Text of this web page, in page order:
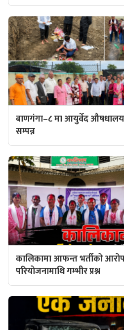
बाणगंगा–८ मा आयुर्वेद
सम्पन्न
कालिकामा आफन्त भर्तीको
परियोजनामाथि गम्भीर प्रश्न